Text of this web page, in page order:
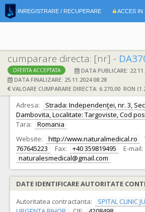
INREGISTRARE / RECUPERARE ACCES IN
cumparare directa: [nr] -
OFERTA ACCEPTATA
DATA PUBLICARE:
DATA FINALIZARE: 25.11.2024 08:28
VALOARE CUMPARARE DIRECTA: 6.270,00 RON
DATE IDENTIFICARE OFERTANT
Ofertant: S.C. Natural Es-medical S.R.L.
Adresa:
Strada: Independenţei, nr. 3,
Dambovita, Localitate: Targoviste, Cod
Tara:
Romania
Website:
http://www.naturalmedical.ro
767645223
Fax: +40 359819495
E-mail:
naturalesmedical@gmail.com
DATE IDENTIFICARE AUTORITATE
Autoritatea contractanta:
SPITAL CLINIC